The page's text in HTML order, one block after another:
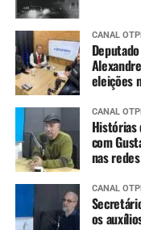
CANAL
eleições
CANAL
Histórias
com
nas
CANAL
os